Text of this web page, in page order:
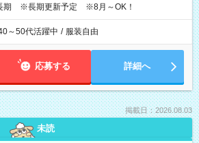
期 ※長期更新予定 ※8月～OK！
～50代活躍中 / 服装自由
応募する 詳細へ
掲載日：2026.08.03
未読